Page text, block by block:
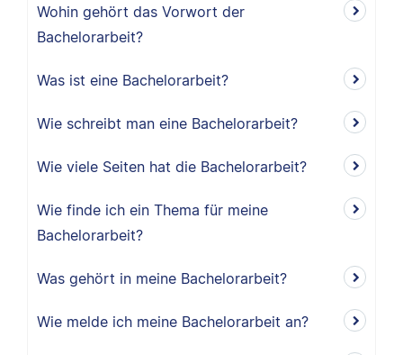
Wohin gehört das Vorwort der
Bachelorarbeit?
Was ist eine Bachelorarbeit?
Wie schreibt man eine Bachelorarbeit?
Wie viele Seiten hat die Bachelorarbeit?
Wie finde ich ein Thema für meine
Bachelorarbeit?
Was gehört in meine Bachelorarbeit?
Wie melde ich meine Bachelorarbeit an?